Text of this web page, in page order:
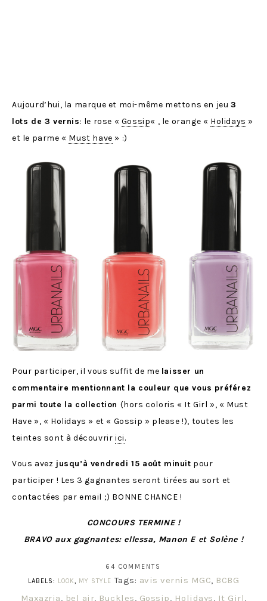
Aujourd’hui, la marque et moi-même mettons en jeu 3
lots de 3 vernis: le rose « Gossip« , le orange « Holidays »
et le parme « Must have » :)
Pour participer, il vous suffit de me laisser un
commentaire mentionnant la couleur que vous préférez
parmi toute la collection (hors coloris « It Girl », « Must
Have », « Holidays » et « Gossip » please !), toutes les
teintes sont à découvririci.
Vous avez jusqu’à vendredi 15 août minuit pour
participer ! Les 3 gagnantes seront tirées au sort et
contactées par email ;) BONNE CHANCE !
CONCOURS TERMINE !
BRAVO aux gagnantes: ellessa, Manon E et Solène !
64 COMMENTS
LABELS:
LOOK, MY STYLE Tags: avis vernis MGC, BCBG
Maxazria, bel air, Buckles, Gossip, Holidays, It Girl,